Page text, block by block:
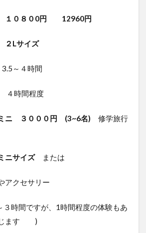
１０８０0円 12960円
２Lサイズ
４時間
間程度
ニ ３０００円 (3~6名) 修学旅行
ニサイズまたは
クセサリー
間ですが、1時間程度の体験もあ
じます )